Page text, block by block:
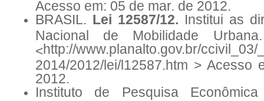
Acesso em: 05 de mar. de 2012.
BRASIL. Lei 12587/12. Institui as
Nacional de Mobilidade
<http://www.planalto.gov.br/ccivil_03/
2014/2012/lei/l12587.htm > Acesso
2012.
Instituto de Pesquisa